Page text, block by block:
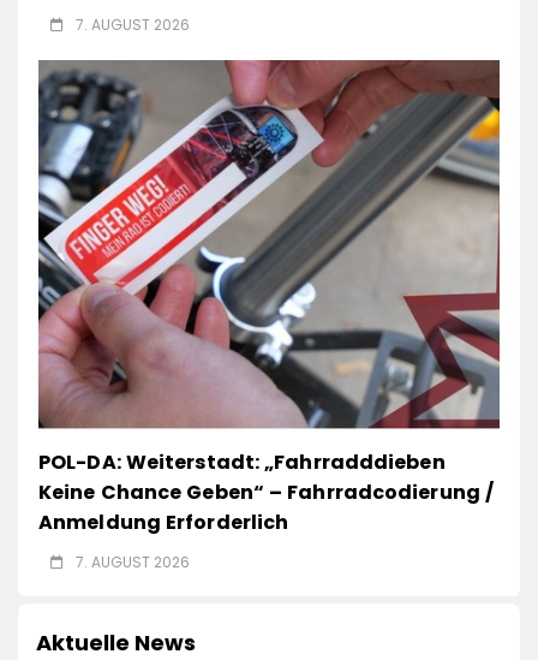
7. AUGUST 2026
POL-DA: Weiterstadt: „Fahrradddieben
Keine Chance Geben“ – Fahrradcodierung /
Anmeldung Erforderlich
7. AUGUST 2026
Aktuelle News